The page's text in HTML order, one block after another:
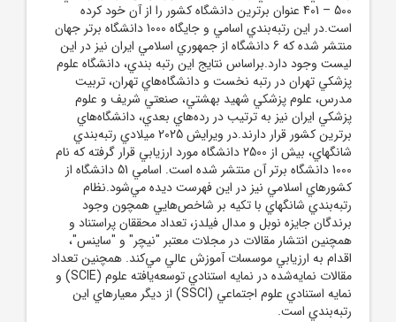
500 – 401 عنوان برترين دانشگاه کشور را از آن خود کرده
است.در اين رتبه‌بندي اسامي و جايگاه 1000 دانشگاه برتر جهان
منتشر شده که 6 دانشگاه از جمهوري اسلامي ايران نيز در اين
ليست وجود دارد.براساس نتايج اين رتبه بندي، دانشگاه علوم
پزشکي تهران در رتبه نخست و دانشگاه‌هاي تهران، تربيت
مدرس، علوم پزشکي شهيد بهشتي، صنعتي شريف و علوم
پزشکي ايران نيز به ترتيب در رده‌هاي بعدي، دانشگاه‌هاي
برترين‌ کشور قرار دارند.در ويرايش 2025 ميلادي رتبه‌بندي
شانگهاي، بيش از 2500 دانشگاه مورد ارزيابي قرار گرفته‌ که نام
1000 دانشگاه برتر آن منتشر شده است. اسامي 51 دانشگاه از
کشورهاي اسلامي نيز در اين فهرست ديده مي‌شود.نظام
رتبه‌بندي شانگهاي با تکيه بر شاخص‌هايي همچون وجود
برندگان جايزه نوبل و مدال فيلدز، تعداد محققان پراستناد و
همچنين انتشار مقالات در مجلات معتبر "نيچر" و "ساينس"،
اقدام به ارزيابي موسسات آموزش عالي مي‌کند. همچنين تعداد
مقالات نمايه‌شده در نمايه استنادي توسعه‌يافته علوم (SCIE) و
نمايه استنادي علوم اجتماعي (SSCI) از ديگر معيارهاي اين
رتبه‌بندي است.